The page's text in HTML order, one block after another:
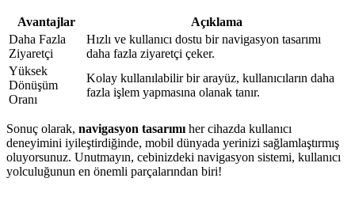
Avantajlar
Açıklama
Daha Fazla
Ziyaretçi
Hızlı ve kullanıcı dostu bir navigasyon tasarımı
daha fazla ziyaretçi çeker.
Yüksek
Dönüşüm
Oranı
Kolay kullanılabilir bir arayüz, kullanıcıların daha
fazla işlem yapmasına olanak tanır.
Sonuç olarak, navigasyon tasarımı her cihazda kullanıcı
deneyimini iyileştirdiğinde, mobil dünyada yerinizi sağlamlaştırmış
oluyorsunuz. Unutmayın, cebinizdeki navigasyon sistemi, kullanıcı
yolculuğunun en önemli parçalarından biri!